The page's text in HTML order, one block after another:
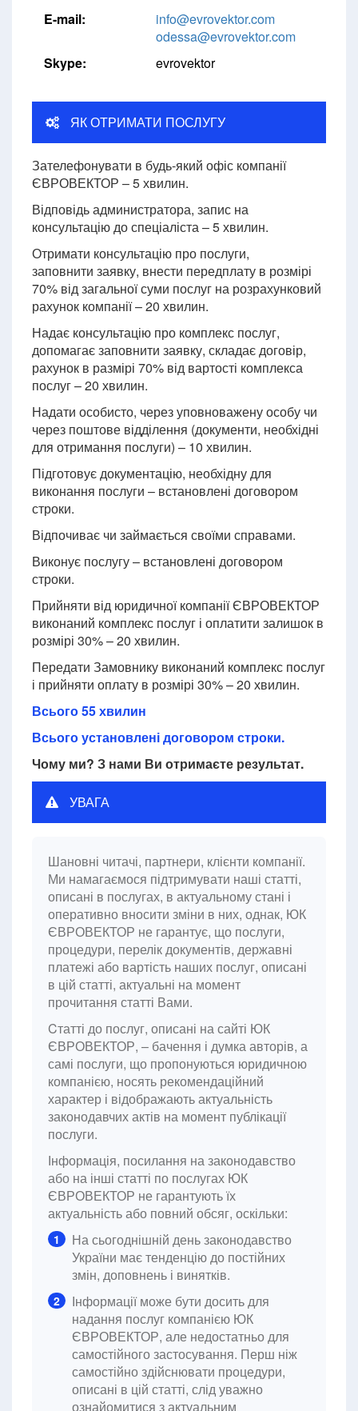
E-mail:
info@evrovektor.com
odessa@evrovektor.com
Skype:
evrovektor
ЯК ОТРИМАТИ ПОСЛУГУ
Зателефонувати в будь-який офіс компанії
ЄВРОВЕКТОР – 5 хвилин.
Відповідь администратора, запис на
консультацію до спеціаліста – 5 хвилин.
Отримати консультацію про послуги,
заповнити заявку, внести передплату в розмірі
70% від загальної суми послуг на розрахунковий
рахунок компанії – 20 хвилин.
Надає консультацію про комплекс послуг,
допомагає заповнити заявку, складає договір,
рахунок в размірі 70% від вартості комплекса
послуг – 20 хвилин.
Надати особисто, через уповноважену особу чи
через поштове відділення (документи, необхідні
для отримання послуги) – 10 хвилин.
Підготовує документацію, необхідну для
виконання послуги – встановлені договором
строки.
Відпочиває чи займається своїми справами.
Виконує послугу – встановлені договором
строки.
Прийняти від юридичної компанії ЄВРОВЕКТОР
виконаний комплекс послуг і оплатити залишок в
розмірі 30% – 20 хвилин.
Передати Замовнику виконаний комплекс послуг
і прийняти оплату в розмірі 30% – 20 хвилин.
Всього 55 хвилин
Всього установлені договором строки.
Чому ми? З нами Ви отримаєте результат.
УВАГА
Шановні читачі, партнери, клієнти компанії.
Ми намагаємося підтримувати наші статті,
описані в послугах, в актуальному стані і
оперативно вносити зміни в них, однак, ЮК
ЄВРОВЕКТОР не гарантує, що послуги,
процедури, перелік документів, державні
платежі або вартість наших послуг, описані
в цій статті, актуальні на момент
прочитання статті Вами.
Cтатті до послуг, описані на сайті ЮК
ЄВРОВЕКТОР, – бачення і думка авторів, а
самі послуги, що пропонуються юридичною
компанією, носять рекомендаційний
характер і відображають актуальність
законодавчих актів на момент публікації
послуги.
Інформація, посилання на законодавство
або на інші статті по послугах ЮК
ЄВРОВЕКТОР не гарантують їх
актуальність або повний обсяг, оскільки:
1
На сьогоднішній день законодавство
України має тенденцію до постійних
змін, доповнень і винятків.
2
Інформації може бути досить для
надання послуг компанією ЮК
ЄВРОВЕКТОР, але недостатньо для
самостійного застосування. Перш ніж
самостійно здійснювати процедури,
описані в цій статті, слід уважно
ознайомитися з актуальним